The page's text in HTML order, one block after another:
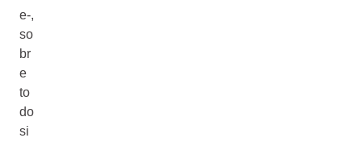
e-,
so
br
e
to
do
si